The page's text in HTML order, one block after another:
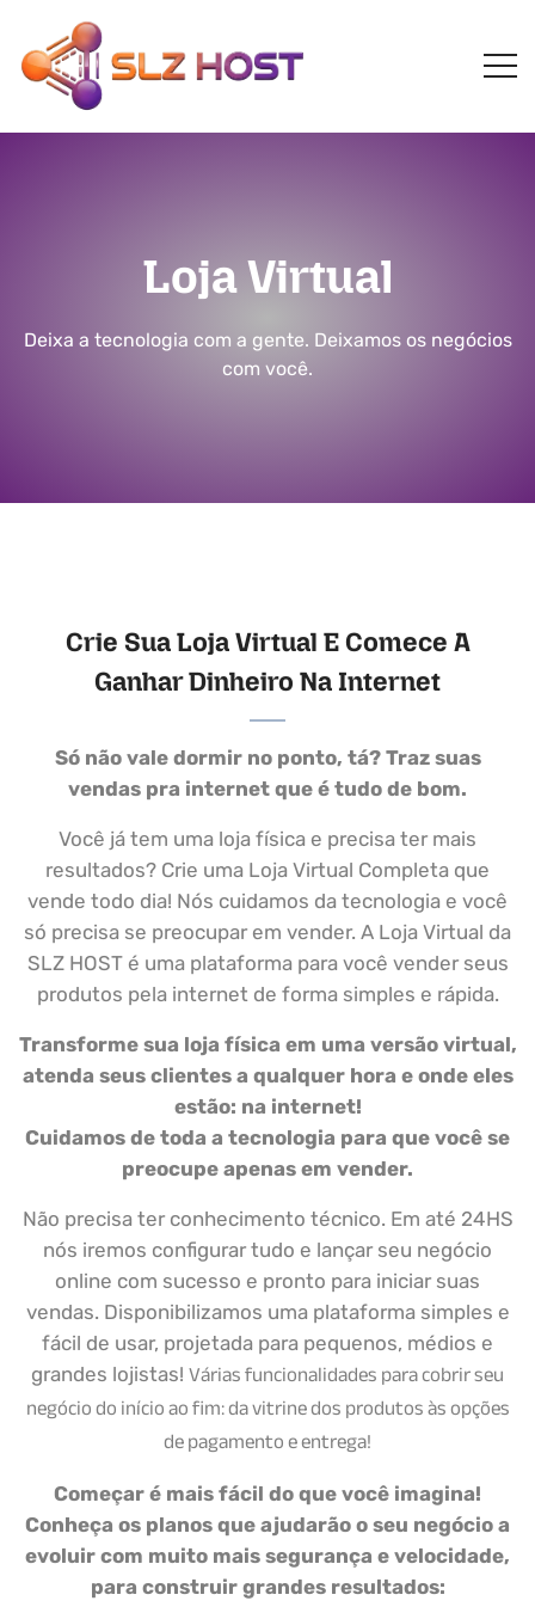
Loja Virtual
Deixa a tecnologia com a gente. Deixamos os negócios
com você.
Crie Sua Loja Virtual E Comece A
Ganhar Dinheiro Na Internet
Só não vale dormir no ponto, tá? Traz suas
vendas pra internet que é tudo de bom.
Você já tem uma loja física e precisa ter mais
resultados? Crie uma Loja Virtual Completa que
vende todo dia! Nós cuidamos da tecnologia e você
só precisa se preocupar em vender. A Loja Virtual da
SLZ HOST é uma plataforma para você vender seus
produtos pela internet de forma simples e rápida.
Transforme sua loja física em uma versão virtual,
atenda seus clientes a qualquer hora e onde eles
estão: na internet!
Cuidamos de toda a tecnologia para que você se
preocupe apenas em vender.
Não precisa ter conhecimento técnico. Em até 24HS
nós iremos configurar tudo e lançar seu negócio
online com sucesso e pronto para iniciar suas
vendas. Disponibilizamos uma plataforma simples e
fácil de usar, projetada para pequenos, médios e
grandes lojistas! Várias funcionalidades para cobrir seu
negócio do início ao fim: da vitrine dos produtos às opções
de pagamento e entrega!
Começar é mais fácil do que você imagina!
Conheça os planos que ajudarão o seu negócio a
evoluir com muito mais segurança e velocidade,
para construir grandes resultados: